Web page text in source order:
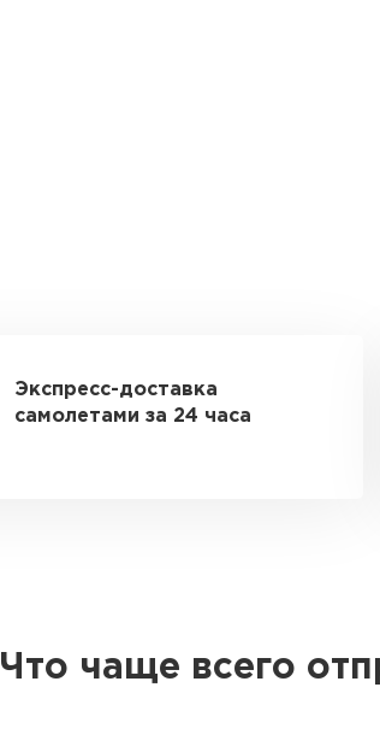
Экспресс-доставка
самолетами за 24 часа
Что чаще всего